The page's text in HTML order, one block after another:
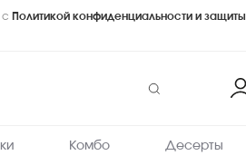
с Политикой конфиденциальности и защиты
Комбо Десерты